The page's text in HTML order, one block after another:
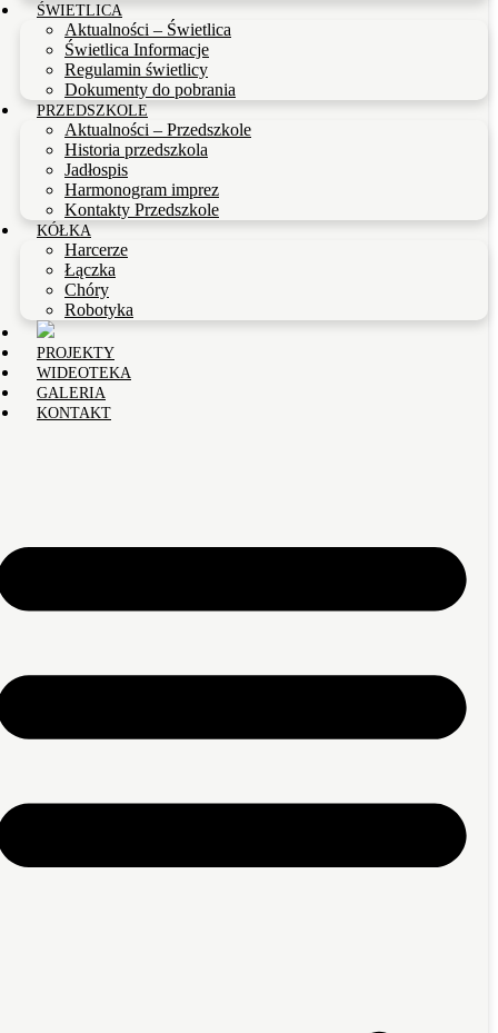
ŚWIETLICA
Aktualności – Świetlica
Świetlica Informacje
Regulamin świetlicy
Dokumenty do pobrania
PRZEDSZKOLE
Aktualności – Przedszkole
Historia przedszkola
Jadłospis
Harmonogram imprez
Kontakty Przedszkole
KÓŁKA
Harcerze
Łączka
Chóry
Robotyka
PROJEKTY
WIDEOTEKA
GALERIA
KONTAKT